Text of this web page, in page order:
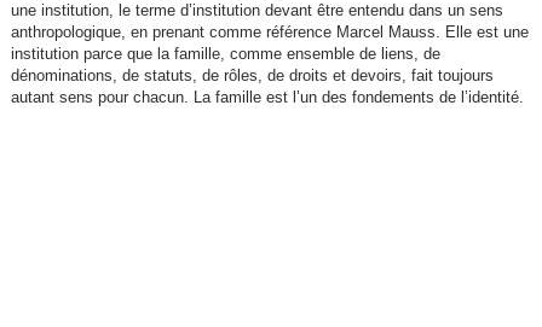
une institution, le terme d’institution devant être entendu dans un sens
anthropologique, en prenant comme référence Marcel Mauss. Elle est une
institution parce que la famille, comme ensemble de liens, de
dénominations, de statuts, de rôles, de droits et devoirs, fait toujours
autant sens pour chacun. La famille est l’un des fondements de l’identité.